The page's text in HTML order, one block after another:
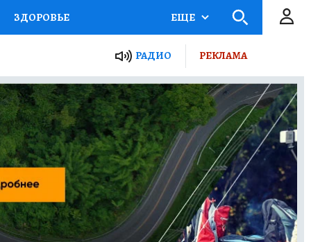
ЗДОРОВЬЕ
Я ЗНАЮ СЕМЬЯ
СЕРИАЛЫ
ВСЕ О КП РАДИО КП
ЕЩЕ
РАДИО РЕКЛАМА